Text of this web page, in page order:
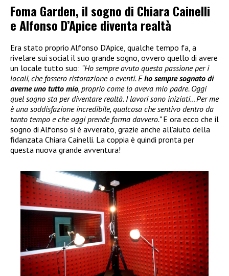
Foma Garden, il sogno di Chiara Cainelli
e Alfonso D’Apice diventa realtà
Era stato proprio Alfonso D’Apice, qualche tempo fa, a
rivelare sui social il suo grande sogno, ovvero quello di avere
un locale tutto suo: “Ho sempre avuto questa passione per i
locali, che fossero ristorazione o eventi. Eho sempre sognato di
averne uno tutto mio, proprio come lo aveva mio padre. Oggi
quel sogno sta per diventare realtà. I lavori sono iniziati…Per me
è una soddisfazione incredibile, qualcosa che sentivo dentro da
tanto tempo e che oggi prende forma davvero.”E ora ecco che il
sogno di Alfonso si è avverato, grazie anche all’aiuto della
fidanzata Chiara Cainelli. La coppia è quindi pronta per
questa nuova grande avventura!